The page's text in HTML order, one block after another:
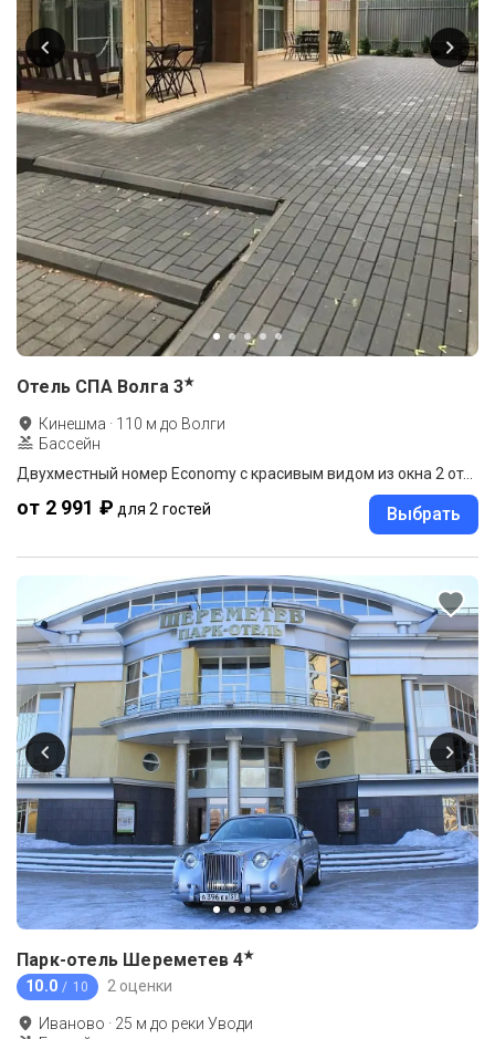
Отель СПА Волга 3★
Кинешма · 110 м до Волги
Бассейн
Двухместный номер Economy с красивым видом из окна 2 отдельные кровати
от 2 991 ₽ для 2 гостей Выбрать
Парк-отель Шереметев 4★
10.0 / 10 2 оценки
Иваново · 25 м до реки Уводи